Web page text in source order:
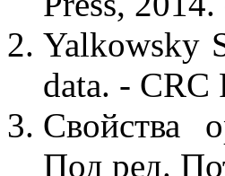
Yalkowsky
data. - CRC
Свойства
Под ред.